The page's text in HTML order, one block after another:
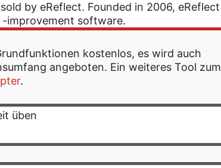
by eReflect. Founded in 2006, eReflect
-improvement software.
kostenlos, es wird auch
angeboten. Ein weiteres Tool zum
.
üben